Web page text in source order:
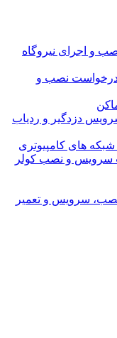
و اجرای نیروگاه
نصب و
دزدگیر و ردیاب
های کامپیوتری
سرویس و نصب کولر
سرویس و تعمیر